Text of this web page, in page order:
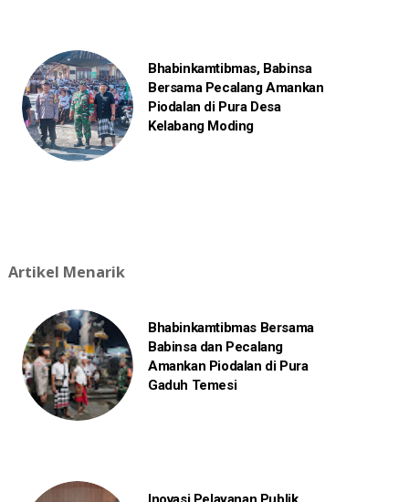
Bhabinkamtibmas, Babinsa
Bersama Pecalang Amankan
Piodalan di Pura Desa
Kelabang Moding
Artikel Menarik
Bhabinkamtibmas Bersama
Babinsa dan Pecalang
Amankan Piodalan di Pura
Gaduh Temesi